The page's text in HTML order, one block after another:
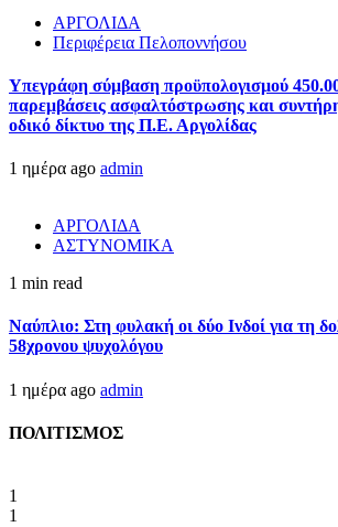
ΑΡΓΟΛΙΔΑ
Περιφέρεια Πελοποννήσου
Υπεγράφη σύμβαση προϋπολογισμού
παρεμβάσεις ασφαλτόστρωσης και
οδικό δίκτυο της Π.Ε. Αργολίδας
1 ημέρα ago admin
ΑΡΓΟΛΙΔΑ
ΑΣΤΥΝΟΜΙΚΑ
1 min read
Ναύπλιο: Στη φυλακή οι δύο Ινδοί για τη
58χρονου ψυχολόγου
1 ημέρα ago admin
ΠΟΛΙΤΙΣΜΟΣ
1
1